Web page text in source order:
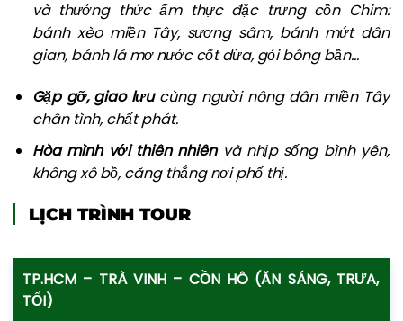
và thưởng thức ẩm thực đặc trưng cồn Chim:
bánh xèo miền Tây, sương sâm, bánh mứt dân
gian, bánh lá mơ nước cốt dừa, gỏi bông bần…
Gặp gỡ, giao lưu cùng người nông dân miền Tây
chân tình, chất phát.
Hòa mình với thiên nhiênvà nhịp sống bình yên,
không xô bồ, căng thẳng nơi phố thị.
LỊCH TRÌNH TOUR
TP.HCM – TRÀ VINH – CỒN HÔ (ĂN SÁNG, TRƯA,
TỐI)